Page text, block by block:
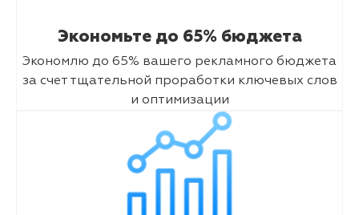
Экономьте до 65% бюджета
Экономлю до 65% вашего рекламного бюджета
за счет тщательной проработки ключевых слов
и оптимизации